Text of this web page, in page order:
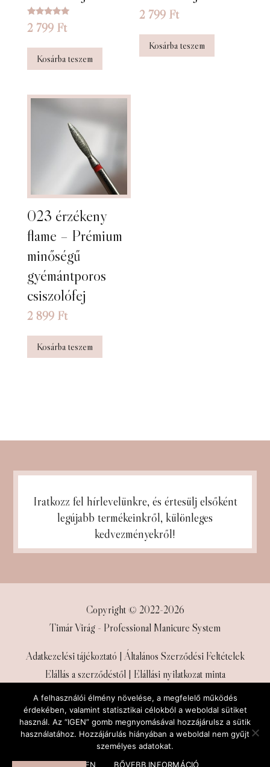
Értékelés:
5.00
2 799 Ft
Kosárba teszem
2 799 Ft
Kosárba teszem
023 érzékeny
flame – Prémium
minőségű
gyémántporos
csiszolófej
2 899 Ft
Kosárba teszem
Iratkozz fel hírlevelünkre, és értesülj elsőként
legújabb termékeinkről, különleges
kedvezményekről!
Copyright © 2022-2026
Timár Virág - Professional Manicure System
Adatkezelési tájékoztató
Általános Szerződési Feltételek
Elállás a szerződéstől| Elállási nyilatkozat minta
Weboldal: Your Perfect Design
A felhasználói élmény növelése, a megfelelő működés
érdekében, valamint statisztikai célokból a weboldal sütiket
használ. Az “IGEN” gomb megnyomásával hozzájárulsz a sütik
használatához. Hozzájárulás hiányában a weboldal nem gyűjt
személyes adatokat.
IGEN
BŐVEBB INFORMÁCIÓ